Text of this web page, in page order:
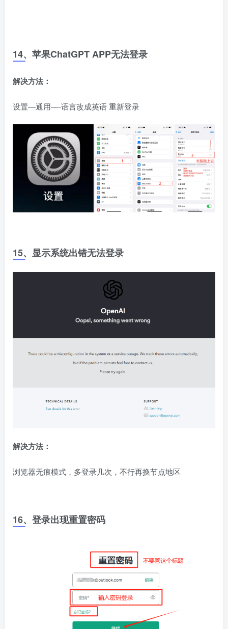
14、苹果ChatGPT APP无法登录
解决方法：
设置—通用—-语言改成英语 重新登录
15、显示系统出错无法登录
解决方法：
浏览器无痕模式，多登录几次，不行再换节点地区
16、登录出现重置密码